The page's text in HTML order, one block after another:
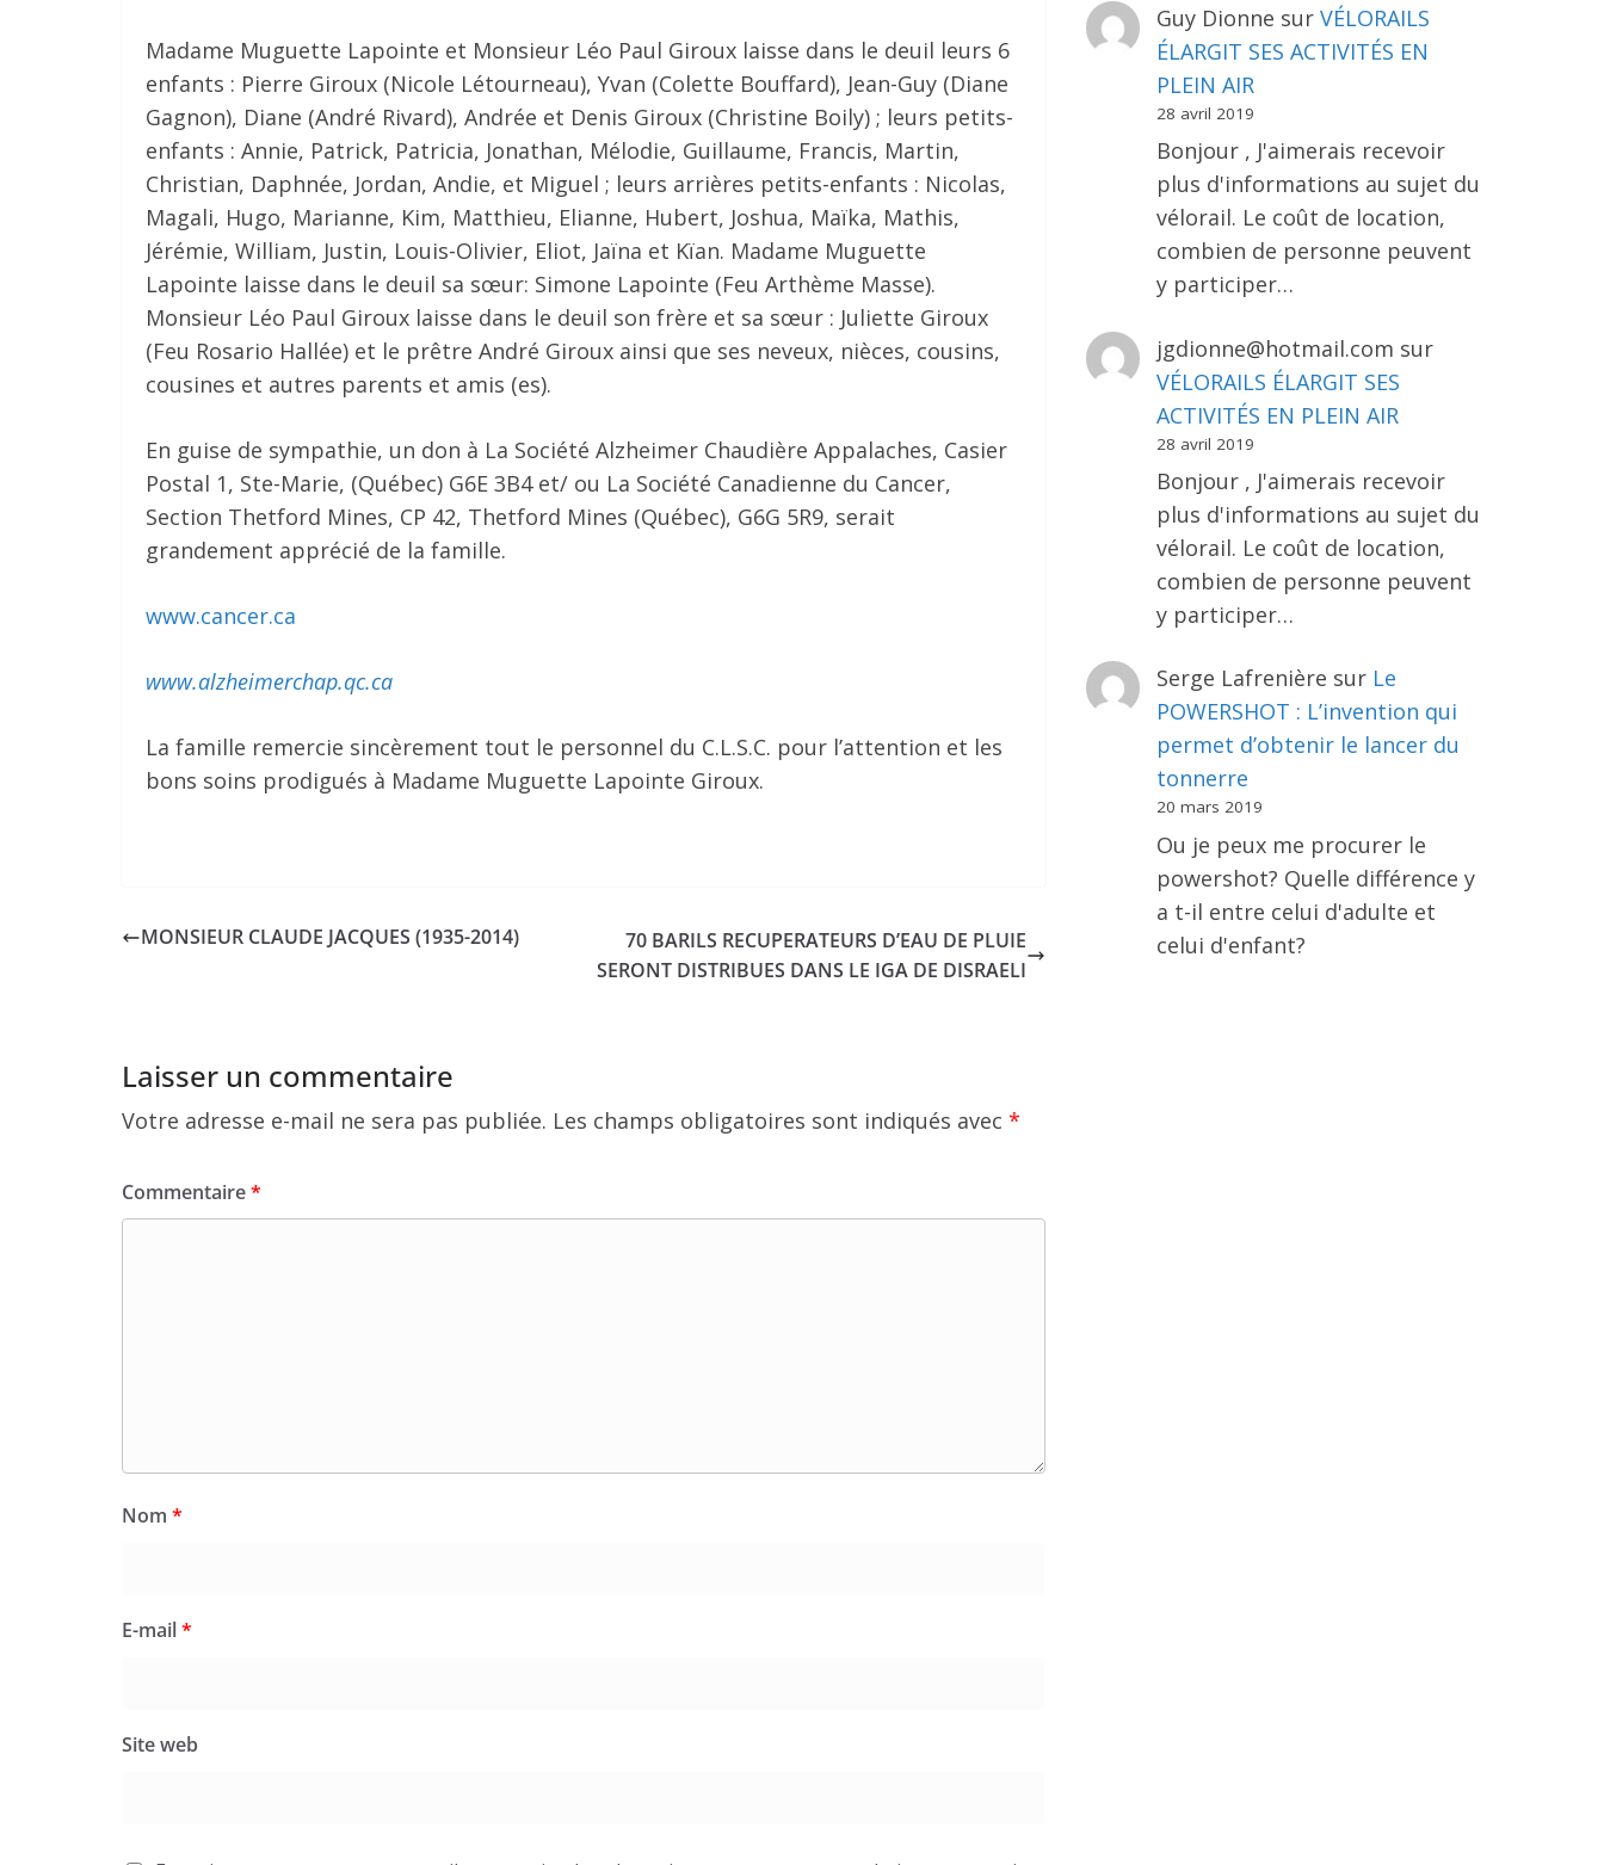
Madame Muguette Lapointe et Monsieur Léo Paul Giroux laisse dans le deuil leurs 6
enfants : Pierre Giroux (Nicole Létourneau), Yvan (Colette Bouffard), Jean-Guy (Diane
Gagnon), Diane (André Rivard), Andrée et Denis Giroux (Christine Boily) ; leurs petits-
enfants : Annie, Patrick, Patricia, Jonathan, Mélodie, Guillaume, Francis, Martin,
Christian, Daphnée, Jordan, Andie, et Miguel ; leurs arrières petits-enfants : Nicolas,
Magali, Hugo, Marianne, Kim, Matthieu, Elianne, Hubert, Joshua, Maïka, Mathis,
Jérémie, William, Justin, Louis-Olivier, Eliot, Jaïna et Kïan. Madame Muguette
Lapointe laisse dans le deuil sa sœur: Simone Lapointe (Feu Arthème Masse).
Monsieur Léo Paul Giroux laisse dans le deuil son frère et sa sœur : Juliette Giroux
(Feu Rosario Hallée) et le prêtre André Giroux ainsi que ses neveux, nièces, cousins,
cousines et autres parents et amis (es).
En guise de sympathie, un don à La Société Alzheimer Chaudière Appalaches, Casier
Postal 1, Ste-Marie, (Québec) G6E 3B4 et/ ou La Société Canadienne du Cancer,
Section Thetford Mines, CP 42, Thetford Mines (Québec), G6G 5R9, serait
grandement apprécié de la famille.
www.cancer.ca
www.alzheimerchap.qc.ca
La famille remercie sincèrement tout le personnel du C.L.S.C. pour l’attention et les
bons soins prodigués à Madame Muguette Lapointe Giroux.
MONSIEUR CLAUDE JACQUES (1935-2014)
70 BARILS RECUPERATEURS D’EAU DE PLUIE
SERONT DISTRIBUES DANS LE IGA DE DISRAELI
Laisser un commentaire
Votre adresse e-mail ne sera pas publiée. Les champs obligatoires sont indiqués avec *
Commentaire*
Nom *
E-mail*
Site web
Guy Dionne sur VÉLORAILS
ÉLARGIT SES ACTIVITÉS EN
PLEIN AIR
28 avril 2019
Bonjour , J'aimerais recevoir
plus d'informations au sujet du
vélorail. Le coût de location,
combien de personne peuvent
y participer…
jgdionne@hotmail.com sur
VÉLORAILS ÉLARGIT SES
ACTIVITÉS EN PLEIN AIR
28 avril 2019
Bonjour , J'aimerais recevoir
plus d'informations au sujet du
vélorail. Le coût de location,
combien de personne peuvent
y participer…
Serge Lafrenière sur Le
POWERSHOT : L’invention qui
permet d’obtenir le lancer du
tonnerre
20 mars 2019
Ou je peux me procurer le
powershot? Quelle différence y
a t-il entre celui d'adulte et
celui d'enfant?